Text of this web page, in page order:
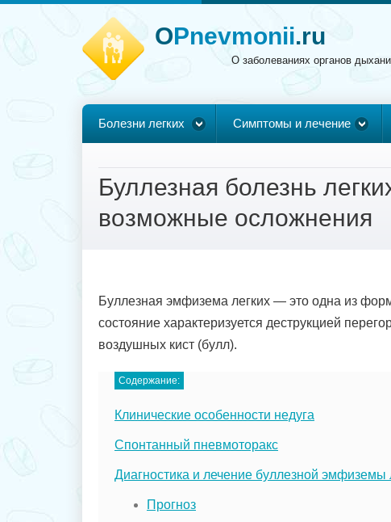
OPnevmonii.ru
О заболеваниях органов
Болезни легких Симптомы и лечение
Буллезная болезнь
возможные осложнения
Буллезная эмфизема легких — это одна из
состояние характеризуется деструкцией
воздушных кист (булл).
Содержание:
Клинические особенности недуга
Спонтанный пневмоторакс
Диагностика и лечение буллезной эмфиземы
Прогноз